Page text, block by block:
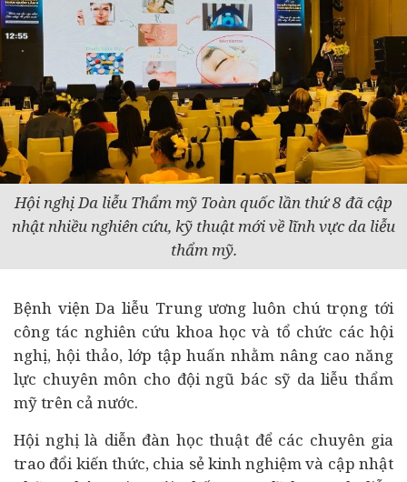
Hội nghịDa liễu Thẩm mỹ Toàn quốc lần thứ 8 đãcập
nhật nhiều nghiên cứu, kỹ thuật mới về lĩnh vực da liễu
thẩm mỹ.
Bệnh viện Da liễu Trung ương luôn chú trọng tới
công tác nghiên cứu khoa học và tổ chức các hội
nghị, hội thảo, lớp tập huấn nhằm nâng cao năng
lực chuyên môn cho đội ngũ bác sỹ da liễu thẩm
mỹ trên cả nước.
Hội nghị là diễn đàn học thuật để các chuyên gia
trao đổi kiến thức, chia sẻ kinh nghiệm và cập nhật